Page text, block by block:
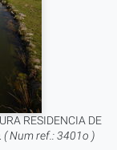
RESIDENCIA DE
( Num ref.: 3401o )